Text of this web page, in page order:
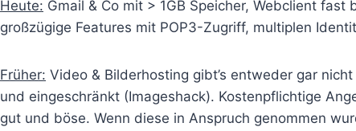
Heute: Gmail & Co mit > 1GB Speicher, Webclient
großzügige Features mit POP3-Zugriff, multiplen
Früher: Video & Bilderhosting gibt’s entweder gar
und eingeschränkt (Imageshack). Kostenpflichtige
gut und böse. Wenn diese in Anspruch genommen